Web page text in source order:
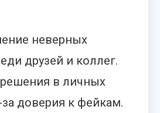
неверных
друзей и коллег.
в личных
доверия к фейкам.